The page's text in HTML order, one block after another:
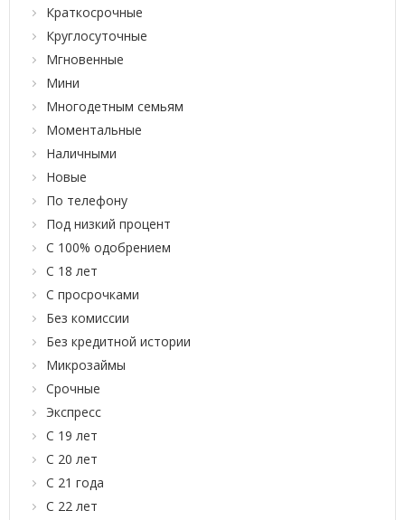
Краткосрочные
Круглосуточные
Мгновенные
Мини
Многодетным семьям
Моментальные
Наличными
Новые
По телефону
Под низкий процент
С 100% одобрением
С 18 лет
С просрочками
Без комиссии
Без кредитной истории
Микрозаймы
Срочные
Экспресс
С 19 лет
С 20 лет
С 21 года
С 22 лет